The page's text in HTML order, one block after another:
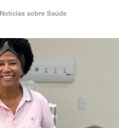
Notícias sobre Saúde